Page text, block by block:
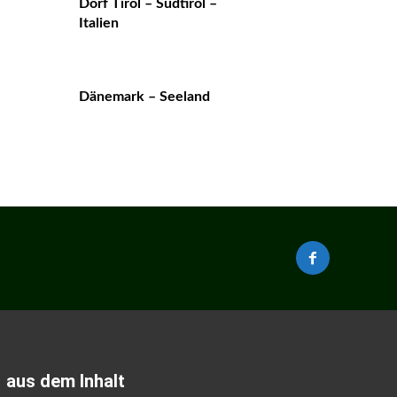
Dorf Tirol – Südtirol –
Italien
Dänemark – Seeland
aus dem Inhalt